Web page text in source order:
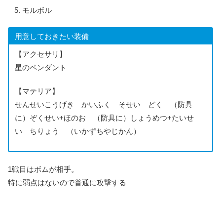
モルボル
用意しておきたい装備
【アクセサリ】
星のペンダント
【マテリア】
せんせいこうげき かいふく そせい どく （防具
に）ぞくせい+ほのお （防具に）しょうめつ+たいせ
い ちりょう （いかずちやじかん）
1戦目はボムが相手。
特に弱点はないので普通に攻撃する